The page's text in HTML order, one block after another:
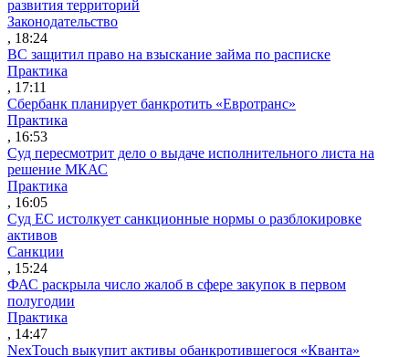
развития территорий
Законодательство
, 18:24
ВС защитил право на взыскание займа по расписке
Практика
, 17:11
Сбербанк планирует банкротить «Евротранс»
Практика
, 16:53
Суд пересмотрит дело о выдаче исполнительного листа на
решение МКАС
Практика
, 16:05
Суд ЕС истолкует санкционные нормы о разблокировке
активов
Санкции
, 15:24
ФАС раскрыла число жалоб в сфере закупок в первом
полугодии
Практика
, 14:47
NexTouch выкупит активы обанкротившегося «Кванта»